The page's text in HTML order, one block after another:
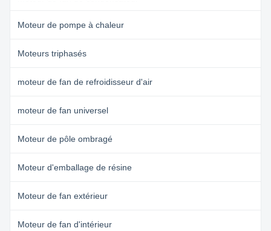
Moteur de pompe à chaleur
Moteurs triphasés
moteur de fan de refroidisseur d'air
moteur de fan universel
Moteur de pôle ombragé
Moteur d'emballage de résine
Moteur de fan extérieur
Moteur de fan d'intérieur